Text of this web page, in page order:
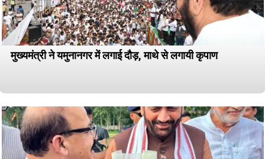
मुख्यमंत्री ने यमुनानगर में लगाई दौड़, माथे से लगायी कृपाण